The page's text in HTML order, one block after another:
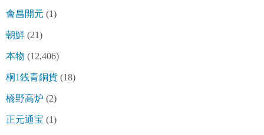
會昌開元 (1)
朝鮮 (21)
本物 (12,406)
桐1銭青銅貨 (18)
橋野高炉 (2)
正元通宝 (1)